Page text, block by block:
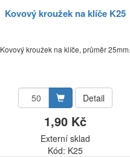
Kovový kroužek na klíče K25
Kovový kroužek na klíče, průměr 25mm.
Detail
1,90 Kč
Externí sklad
Kód: K25